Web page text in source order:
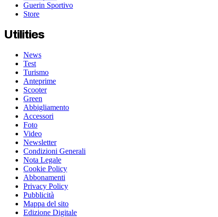
Guerin Sportivo
Store
Utilities
News
Test
Turismo
Anteprime
Scooter
Green
Abbigliamento
Accessori
Foto
Video
Newsletter
Condizioni Generali
Nota Legale
Cookie Policy
Abbonamenti
Privacy Policy
Pubblicità
Mappa del sito
Edizione Digitale